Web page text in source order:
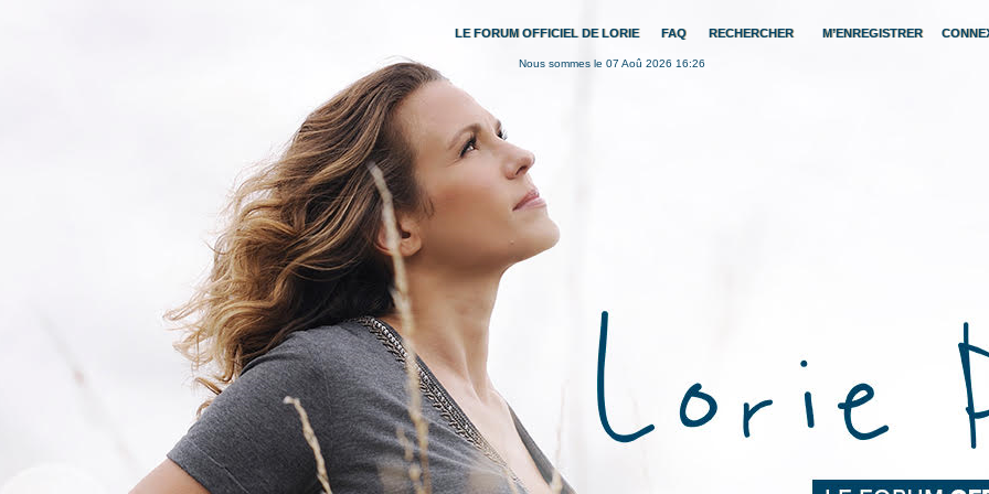
LE FORUM OFFICIEL DE LORIE FAQ RECHERCHER M’ENREGISTRER
Nous sommes le 07 Aoû 2026 16:26